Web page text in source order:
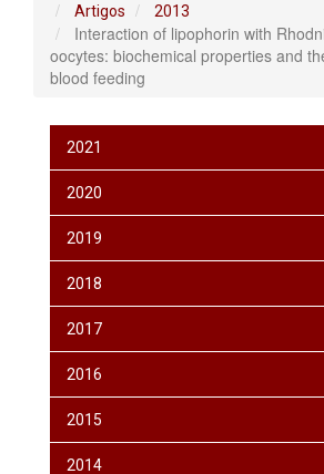
Artigos 2013
Interaction of lipophorin with
oocytes: biochemical properties and
blood feeding
2021
2020
2019
2018
2017
2016
2015
2014